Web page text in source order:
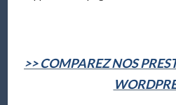
>> COMPAREZ NOS